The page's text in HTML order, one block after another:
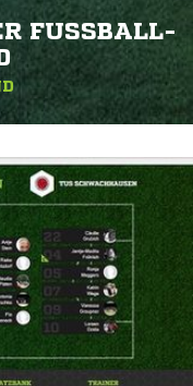
FUSSBALL-V